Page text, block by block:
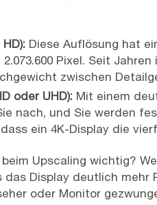
HD): Diese Auflösung hat
2.073.600 Pixel. Seit
zwischen
oder UHD): Mit einem
nach, und Sie werden
ein 4K-Display die
Upscaling wichtig?
das Display deutlich
oder Monitor